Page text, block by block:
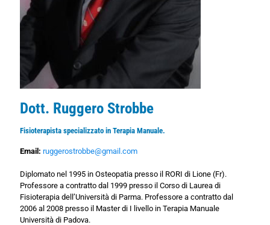
Dott. Ruggero Strobbe
Fisioterapista specializzato in Terapia Manuale.
Email: ruggerostrobbe@gmail.com
Diplomato nel 1995 in Osteopatia presso il RORI di Lione (Fr).
Professore a contratto dal 1999 presso il Corso di Laurea di
Fisioterapia dell’Università di Parma. Professore a contratto dal
2006 al 2008 presso il Master di I livello in Terapia Manuale
Università di Padova.